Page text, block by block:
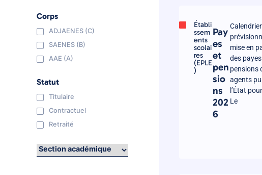
Corps
ADJAENES (C)
SAENES (B)
AAE (A)
Statut
Titulaire
Contractuel
Retraité
Établi
ssem
ents
scolai
res
(EPLE
)
Pay
es
et
pen
sio
ns
202
6
Calendrier
mise en
des
pensions
agents
l’État
Le